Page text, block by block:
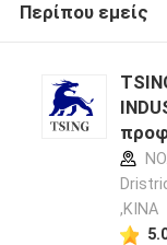
Περίπου εμείς
,ΚΙΝΑ